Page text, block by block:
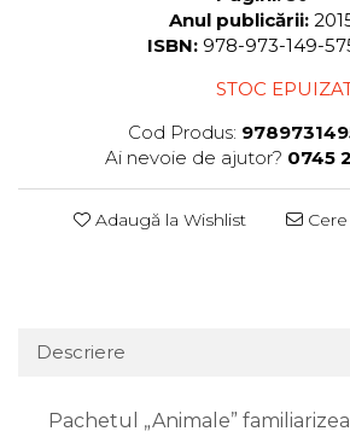
Anul publicării:
ISBN: 978-973-149-
STOC
Cod Produs:
Ai nevoie de ajutor? 0745
Adaugă la Wishlist Cere
Descriere
Pachetul „Animale”